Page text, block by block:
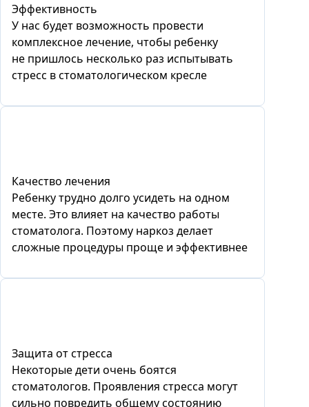
Эффективность
У нас будет возможность провести
комплексное лечение, чтобы ребенку
не пришлось несколько раз испытывать
стресс в стоматологическом кресле
Качество лечения
Ребенку трудно долго усидеть на одном
месте. Это влияет на качество работы
стоматолога. Поэтому наркоз делает
сложные процедуры проще и эффективнее
Защита от стресса
Некоторые дети очень боятся
стоматологов. Проявления стресса могут
сильно повредить общему состоянию